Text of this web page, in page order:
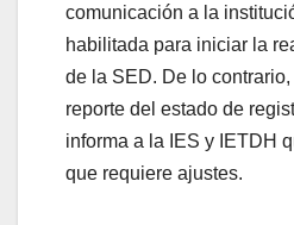
comunicación a la
habilitada para iniciar la
de la SED. De lo
reporte del estado de
informa a la IES y IETDH
que requiere ajustes.